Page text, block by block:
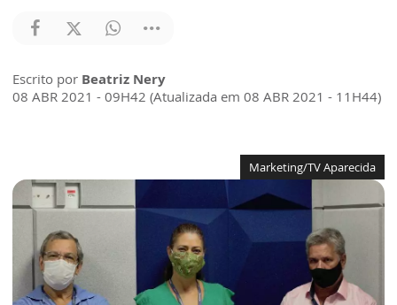
Escrito por Beatriz Nery
08 ABR 2021 - 09H42 (Atualizada em 08 ABR 2021 - 11H44)
Marketing/TV Aparecida